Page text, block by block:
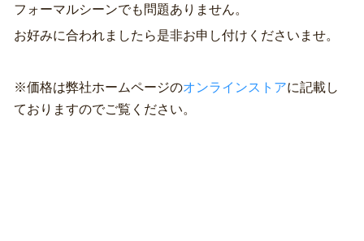
フォーマルシーンでも問題ありません。
お好みに合われましたら是非お申し付けくださいませ。
※価格は弊社ホームページのオンラインストアに記載し
ておりますのでご覧ください。